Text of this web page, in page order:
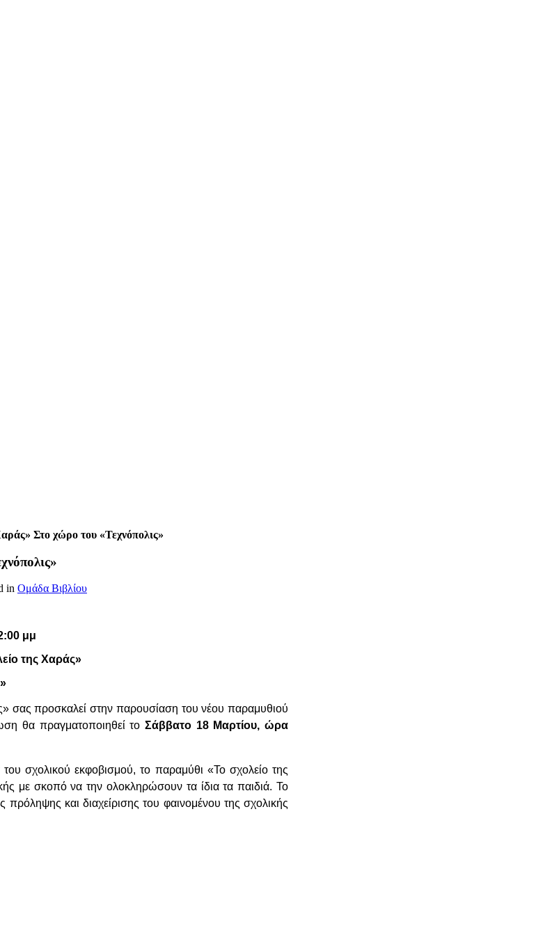
Στο χώρο του «Τεχνόπολις»
in Ομάδα Βιβλίου
ώρα 12:00 μμ
της Χαράς»
σας προσκαλείστην παρουσίαση του νέου παραμυθιού
θα πραγματοποιηθεί το Σάββατο 18 Μαρτίου, ώρα
σχολικού εκφοβισμού, το παραμύθι «Το σχολείο της
με σκοπό να την ολοκληρώσουν τα ίδια τα παιδιά. Το
πρόληψης και διαχείρισης του φαινομένου της σχολικής